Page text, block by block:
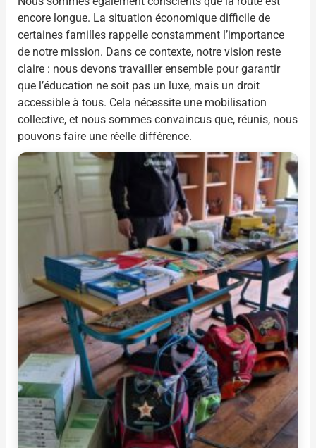
encore longue. La situation économique difficile de
certaines familles rappelle constamment l’importance
de notre mission. Dans ce contexte, notre vision reste
claire : nous devons travailler ensemble pour garantir
que l’éducation ne soit pas un luxe, mais un droit
accessible à tous. Cela nécessite une mobilisation
collective, et nous sommes convaincus que, réunis, nous
pouvons faire une réelle différence.